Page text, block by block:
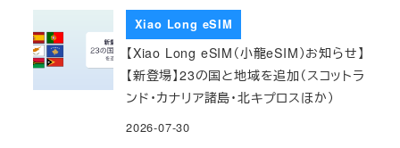
Xiao Long eSIM
【Xiao Long eSIM（小龍eSIM）お知らせ】
【新登場】23の国と地域を追加（スコットラ
ンド・カナリア諸島・北キプロスほか）
2026-07-30